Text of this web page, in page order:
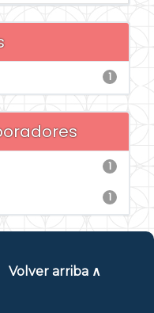
1
1
1
Volver arriba ∧